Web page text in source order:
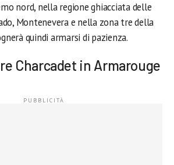
nord, nella regione ghiacciata delle
Montenevera e nella zona tre della
quindi armarsi di pazienza.
Charcadet in Armarouge